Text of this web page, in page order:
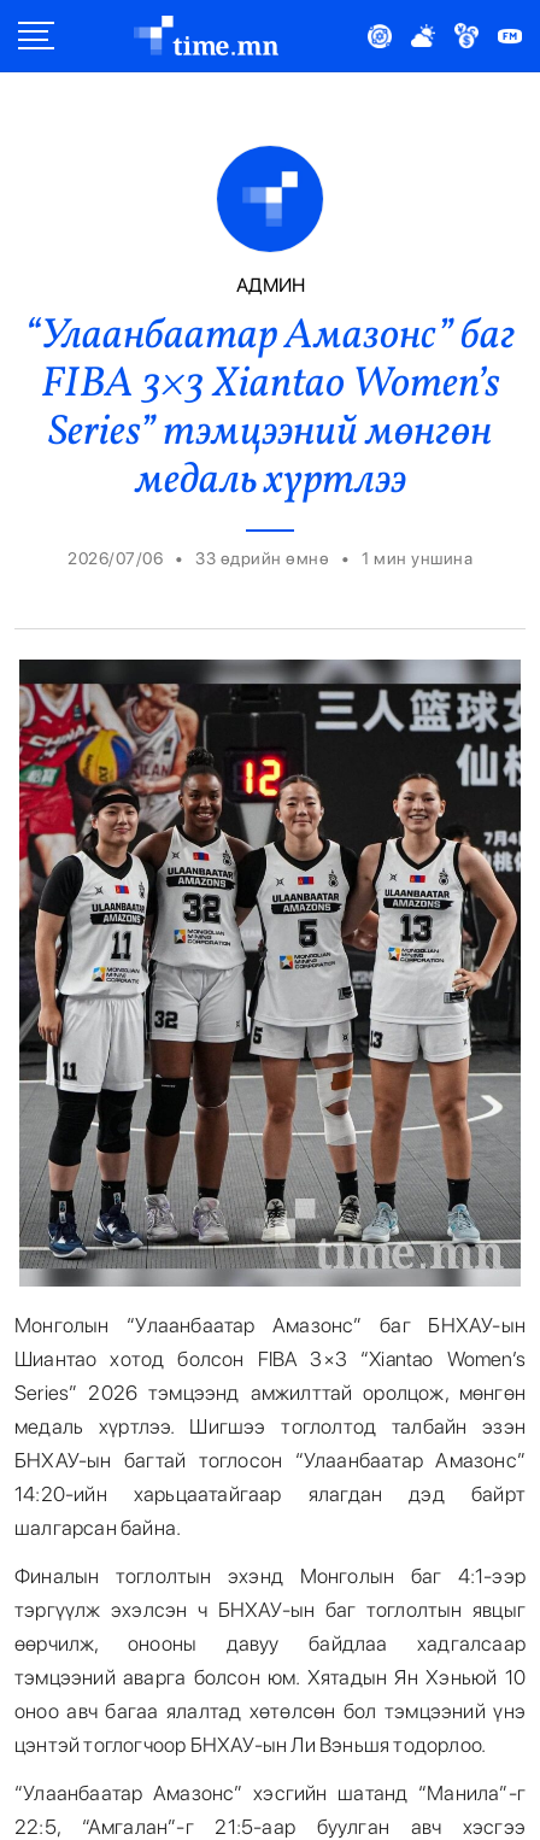
Эдийн Засаг
Нийтлэлчийн Булан
Эрүүл Мэнд
Орон Нутаг
Эрэн Сурвалжилга
АДМИН
“Улаанбаатар Амазонс” баг
FIBA 3×3 Xiantao Women’s
Series” тэмцээний мөнгөн
медаль хүртлээ
2026/07/06 • 33 өдрийн өмнө • 1 мин уншина
Монголын “Улаанбаатар Амазонс” баг БНХАУ-ын
Шиантао хотод болсон FIBA 3×3 “Xiantao Women’s
Series” 2026 тэмцээнд амжилттай оролцож, мөнгөн
медаль хүртлээ. Шигшээ тоглолтод талбайн эзэн
БНХАУ-ын багтай тоглосон “Улаанбаатар Амазонс”
14:20-ийн харьцаатайгаар ялагдан дэд байрт
шалгарсан байна.
Финалын тоглолтын эхэнд Монголын баг 4:1-ээр
тэргүүлж эхэлсэн ч БНХАУ-ын баг тоглолтын явцыг
өөрчилж, онооны давуу байдлаа хадгалсаар
тэмцээний аварга болсон юм. Хятадын Ян Хэньюй 10
оноо авч багаа ялалтад хөтөлсөн бол тэмцээний үнэ
цэнтэй тоглогчоор БНХАУ-ын Ли Вэньшя тодорлоо.
“Улаанбаатар Амазонс” хэсгийн шатанд “Манила”-г
22:5, “Амгалан”-г 21:5-аар буулган авч хэсгээ